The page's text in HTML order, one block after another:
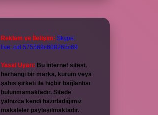
Reklam ve İletişim: Skype:
live:.cid.575569c608265c69
Yasal Uyarı: Bu internet sitesi,
herhangi bir marka, kurum veya
şahıs şirketi ile hiçbir bağlantısı
bulunmamaktadır. Sitede
yalnızca kendi hazırladığımız
makaleler paylaşılmaktadır.